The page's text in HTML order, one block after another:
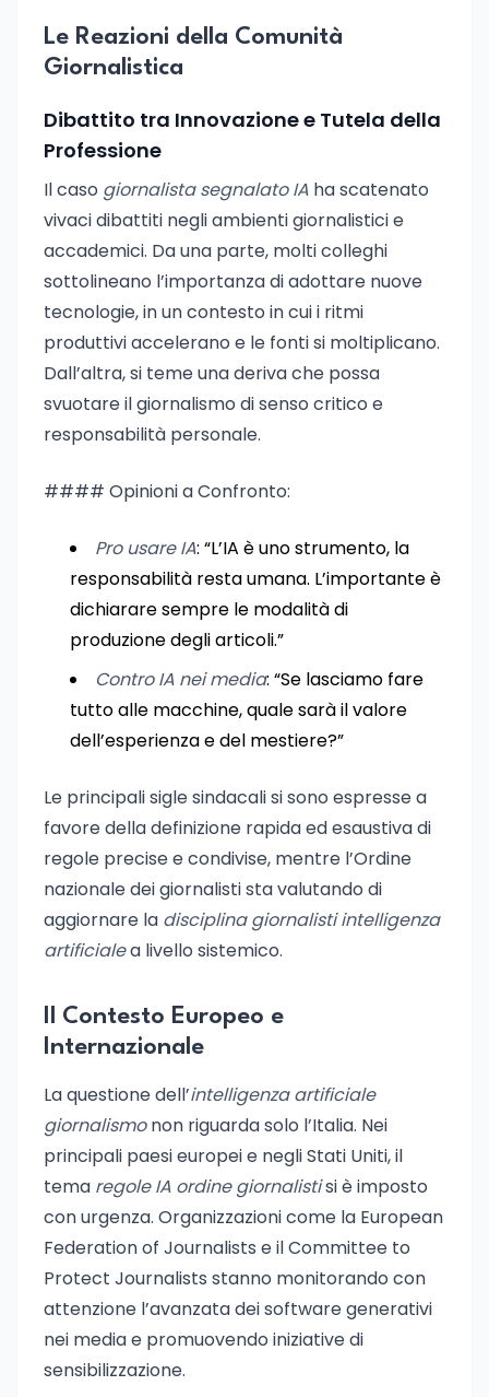
Le Reazioni della Comunità
Giornalistica
Dibattito tra Innovazione e Tutela della
Professione
Il caso giornalista segnalato IA ha scatenato
vivaci dibattiti negli ambienti giornalistici e
accademici. Da una parte, molti colleghi
sottolineano l’importanza di adottare nuove
tecnologie, in un contesto in cui i ritmi
produttivi accelerano e le fonti si moltiplicano.
Dall’altra, si teme una deriva che possa
svuotare il giornalismo di senso critico e
responsabilità personale.
#### Opinioni a Confronto:
Pro usare IA: “L’IA è uno strumento, la
responsabilità resta umana. L’importante è
dichiarare sempre le modalità di
produzione degli articoli.”
Contro IA nei media: “Se lasciamo fare
tutto alle macchine, quale sarà il valore
dell’esperienza e del mestiere?”
Le principali sigle sindacali si sono espresse a
favore della definizione rapida ed esaustiva di
regole precise e condivise, mentre l’Ordine
nazionale dei giornalisti sta valutando di
aggiornare la disciplina giornalisti intelligenza
artificialea livello sistemico.
Il Contesto Europeo e
Internazionale
La questione dell’intelligenza artificiale
giornalismonon riguarda solo l’Italia. Nei
principali paesi europei e negli Stati Uniti, il
tema regole IA ordine giornalistisi è imposto
con urgenza. Organizzazioni come la European
Federation of Journalists e il Committee to
Protect Journalists stanno monitorando con
attenzione l’avanzata dei software generativi
nei media e promuovendo iniziative di
sensibilizzazione.